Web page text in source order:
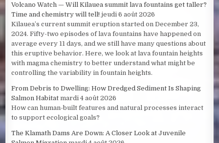
Volcano Watch — Will Kīlauea summit lava fountains get taller?
Time and chemistry will tell! jeudi 6 août 2026
Kīlauea’s current summit eruption started on December 23,
2024. Fifty-two episodes of lava fountains have happened on
average every 11 days, and we still have many questions about
this eruptive behavior. Here, we look at lava fountain heights
with magma chemistry to better understand what might be
controlling the variability in fountain heights.
From Debris to Dwelling: How Dredged Sediment Is Shaping
Salmon Habitat mardi 4 août 2026
How can human-built features and natural processes interact
to support ecological goals?
The Klamath Dams Are Down: A Closer Look at Juvenile